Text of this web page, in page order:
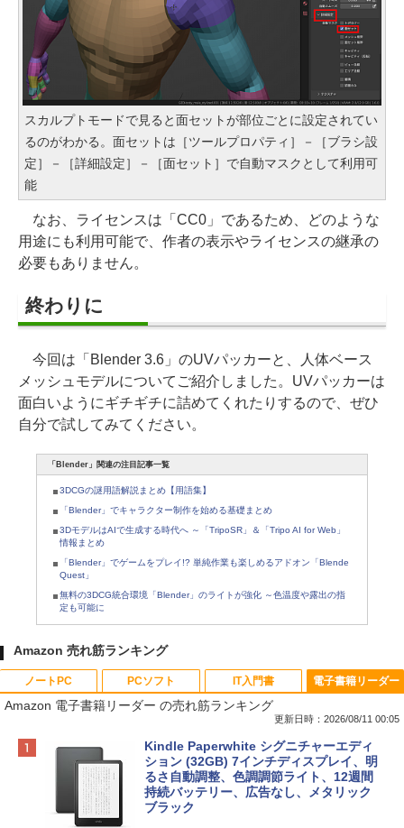
スカルプトモードで見ると面セットが部位ごとに設定されてい
るのがわかる。面セットは［ツールプロパティ］－［ブラシ設
定］－［詳細設定］－［面セット］で自動マスクとして利用可
能
なお、ライセンスは「CC0」であるため、どのような
用途にも利用可能で、作者の表示やライセンスの継承の
必要もありません。
終わりに
今回は「Blender 3.6」のUVパッカーと、人体ベース
メッシュモデルについてご紹介しました。UVパッカーは
面白いようにギチギチに詰めてくれたりするので、ぜひ
自分で試してみてください。
「Blender」関連の注目記事一覧
3DCGの謎用語解説まとめ【用語集】
「Blender」でキャラクター制作を始める基礎まとめ
3DモデルはAIで生成する時代へ ～「TripoSR」＆「Tripo AI for Web」
情報まとめ
「Blender」でゲームをプレイ!? 単純作業も楽しめるアドオン「Blende
Quest」
無料の3DCG統合環境「Blender」のライトが強化 ～色温度や露出の指
定も可能に
Amazon 売れ筋ランキング
ノートPC
Apple 2026 MacBook Neo A18 Proチッ
プ搭載13インチノートブック：AIとAppl
e Intelligenceのために設計、Liquid Ret
inaディスプレイ、8GBユニファイドメモ
リ、512GB SSDストレージ、1080p Fac
PCソフト
Robloxギフトカード - 800 Robux 【限
定バーチャルアイテムを含む】 【オンラ
インゲームコード】 ロブロックス | オン
ラインコード版
IT入門書
生成AIパスポート公式テキスト 第４版
￥1,766
電子書籍リーダー
Amazon 電子書籍リーダー の売れ筋ランキング
更新日時：2026/08/11 00:05
Kindle Paperwhite シグニチャーエディ
ション (32GB) 7インチディスプレイ、明
るさ自動調整、色調調節ライト、12週間
持続バッテリー、広告なし、メタリック
ブラック